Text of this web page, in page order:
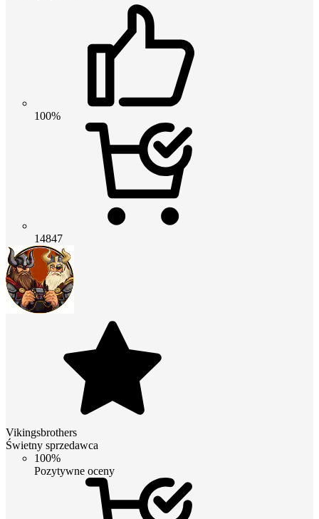
100%
14847
Vikingsbrothers
Świetny sprzedawca
100%
Pozytywne oceny